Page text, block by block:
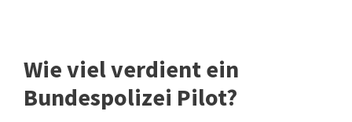
Wie viel verdient ein
Bundespolizei Pilot?